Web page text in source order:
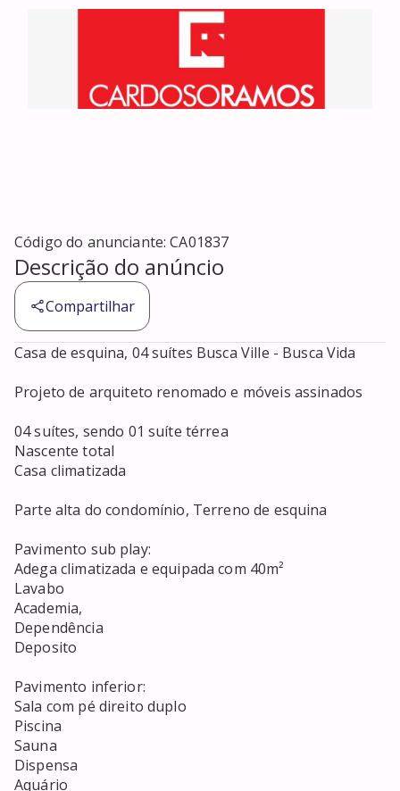
Código do anunciante:CA01837
Descrição do anúncio
Compartilhar
Casa de esquina, 04 suítes Busca Ville - Busca Vida
Projeto de arquiteto renomado e móveis assinados
04 suítes, sendo 01 suíte térrea
Nascente total
Casa climatizada
Parte alta do condomínio, Terreno de esquina
Pavimento sub play:
Adega climatizada e equipada com 40m²
Lavabo
Academia,
Dependência
Deposito
Pavimento inferior:
Sala com pé direito duplo
Piscina
Sauna
Dispensa
Aquário